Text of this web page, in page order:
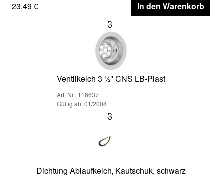
23,49 € In den Warenkorb
3
Ventilkelch 3 ½'' CNS LB-Plast
Art. Nr.: 116637
Gültig ab: 01/2008
3
Dichtung Ablaufkelch, Kautschuk, schwarz